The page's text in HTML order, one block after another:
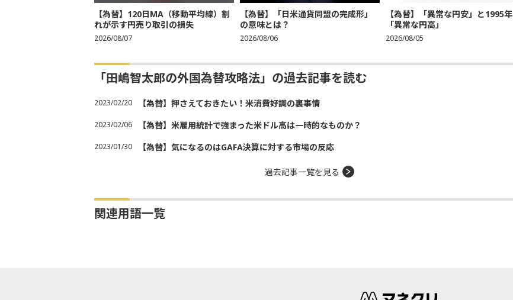
【為替】120日MA（移動平均線）割
れが示す円売り取引の損失
2026/08/07
【為替】「日米通貨同盟の完成形」
の意味とは？
2026/08/06
【為替】「異常な円安」と1995年
「異常な円高」
2026/08/05
「田嶋智太郎の外国為替攻略法」の過去記事を読む
2023/02/20 【為替】押さえておきたい！米消費好調の裏事情
2023/02/06 【為替】米雇用統計で強まった米ドル高は一時的なものか？
2023/01/30 【為替】気になるのはGAFA決算に対する市場の反応
過去記事一覧を見る
関連用語一覧